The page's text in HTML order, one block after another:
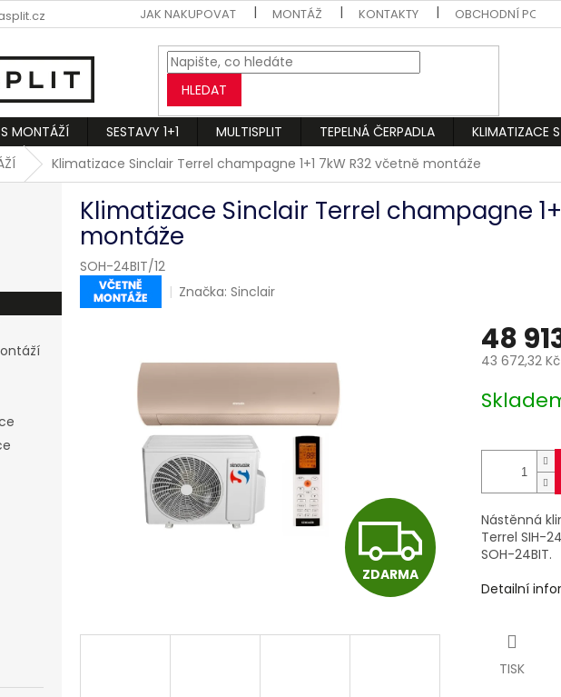
JAK NAKUPOVAT MONTÁŽ KONTAKTY OBCHODNÍ
HLEDAT
MONTÁŽÍ SESTAVY 1+1 MULTISPLIT TEPELNÁ ČERPADLA KLIMATIZACE
Klimatizace Sinclair Terrel champagne 1+1 7kW R32 včetně montáže
Klimatizace Sinclair Terrel champagne
montáže
SOH-24BIT/12
Značka:Sinclair
Z
D
ZDARMA
48
43 672,32
cena:
Nástěnná
Terrel SIH-
SOH-24BIT.
Detailní
TISK